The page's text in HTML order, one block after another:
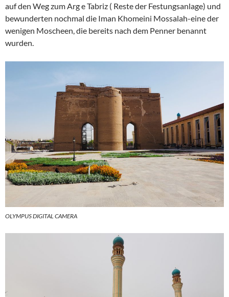
auf den Weg zum Arg e Tabriz ( Reste der Festungsanlage) und
bewunderten nochmal die Iman Khomeini Mossalah-eine der
wenigen Moscheen, die bereits nach dem Penner benannt
wurden.
OLYMPUS DIGITAL CAMERA